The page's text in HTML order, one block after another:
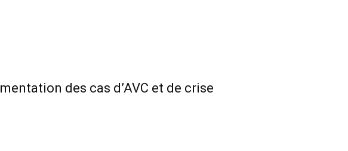
des cas d’AVC et de crise